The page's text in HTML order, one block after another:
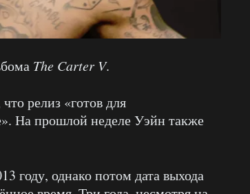
The Carter V.
релиз «готов для
На прошлой неделе Уэйн также
году, однако потом дата выхода